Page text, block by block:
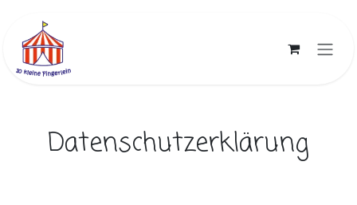
Datenschutzerklärung